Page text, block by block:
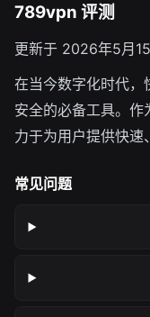
789vpn 评测
更新于 2026年5月
在当今数字化时代
安全的必备工具。
力于为用户提供快速
常见问题